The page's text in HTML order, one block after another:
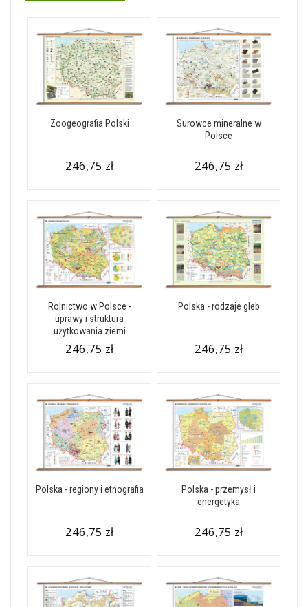
Zoogeografia Polski
246,75 zł
Surowce mineralne w
Polsce
246,75 zł
Rolnictwo w Polsce -
uprawy i struktura
użytkowania ziemi
246,75 zł
Polska - rodzaje gleb
246,75 zł
Polska - regiony i etnografia
246,75 zł
Polska - przemysł i
energetyka
246,75 zł